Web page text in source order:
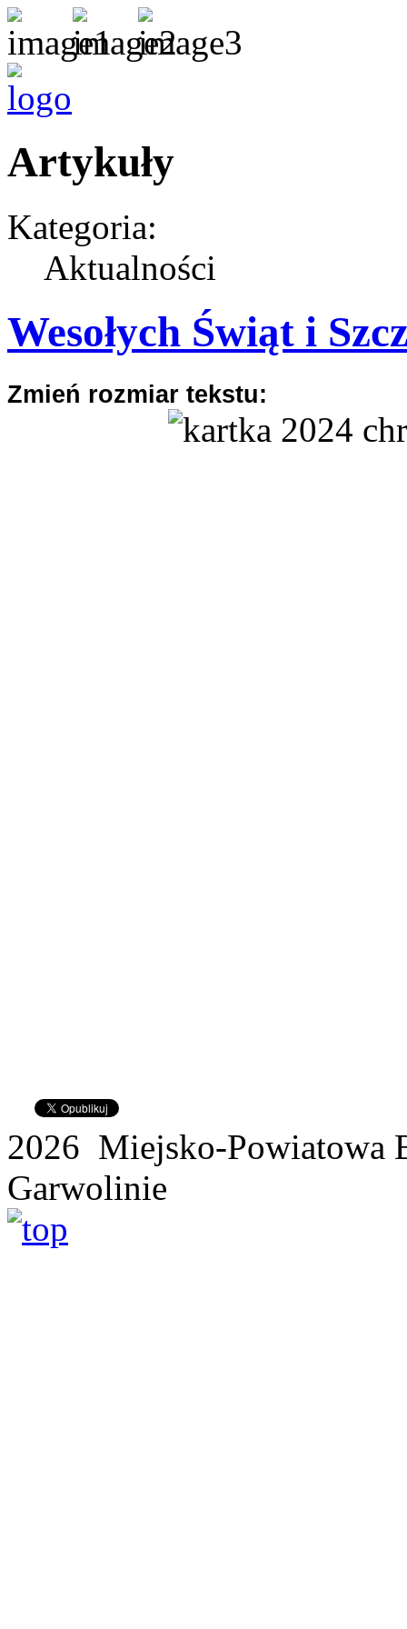
Artykuły
Kategoria:
Aktualności
Wesołych Świąt i
Zmień rozmiar tekstu:
2026 Miejsko-Powiatowa
Garwolinie